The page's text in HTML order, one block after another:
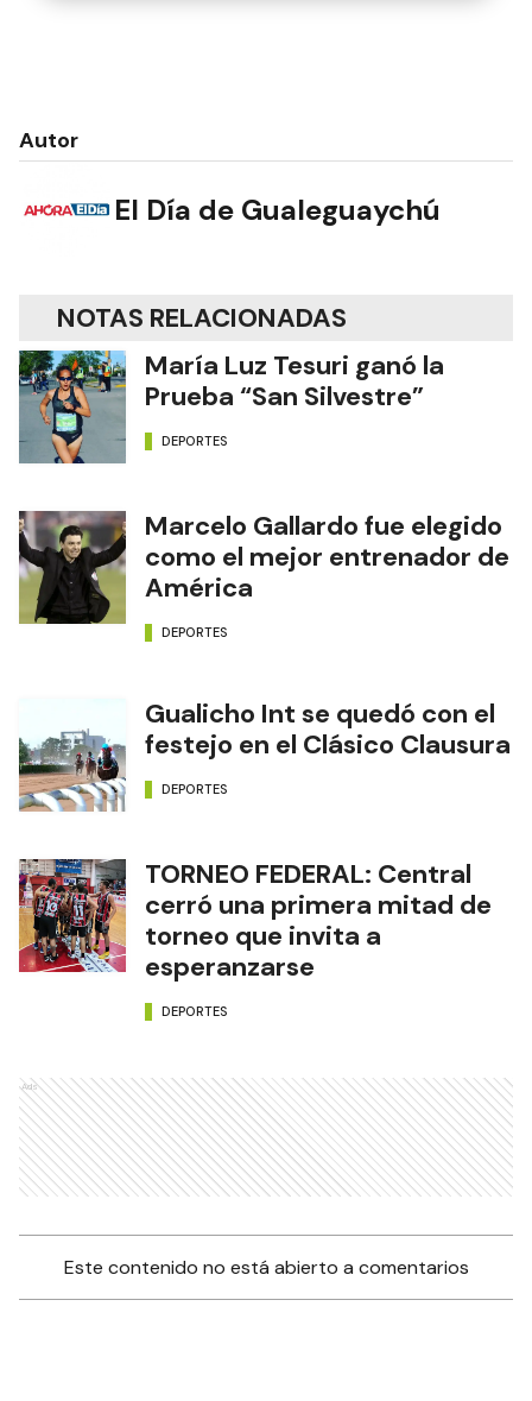
Autor
El Día de Gualeguaychú
NOTAS RELACIONADAS
María Luz Tesuri ganó la
Prueba “San Silvestre”
DEPORTES
Marcelo Gallardo fue elegido
como el mejor entrenador de
América
DEPORTES
Gualicho Int se quedó con el
festejo en el Clásico Clausura
DEPORTES
TORNEO FEDERAL: Central
cerró una primera mitad de
torneo que invita a
esperanzarse
DEPORTES
Ads
Este contenido no está abierto a comentarios